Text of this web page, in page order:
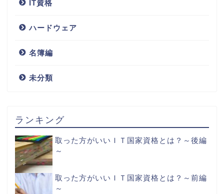
IT資格
ハードウェア
名簿編
未分類
ランキング
取った方がいいＩＴ国家資格とは？～後編
～
取った方がいいＩＴ国家資格とは？～前編
～